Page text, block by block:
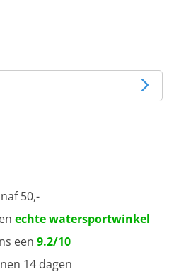
50,-
echte watersportwinkel
een 9.2/10
14 dagen